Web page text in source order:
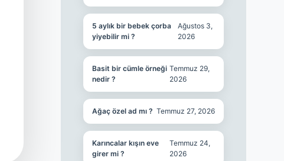
5 aylık bir bebek çorba
yiyebilir mi ?
Ağustos 3,
2026
Basit bir cümle örneği
nedir ?
Temmuz 29,
2026
Ağaç özel ad mı ? Temmuz 27, 2026
Karıncalar kışın eve
girer mi ?
Temmuz 24,
2026